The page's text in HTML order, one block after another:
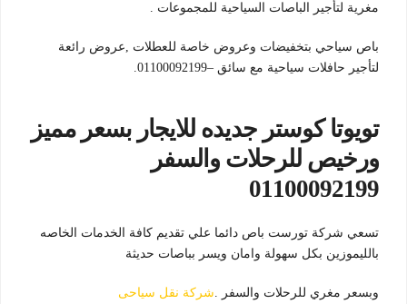
مغرية لتأجير الباصات السياحية للمجموعات .
باص سياحي بتخفيضات وعروض خاصة للعطلات ,عروض رائعة
لتأجير حافلات سياحية مع سائق –01100092199.
تويوتا كوستر جديده للايجار بسعر مميز
ورخيص للرحلات والسفر
01100092199
تسعي شركة تورست باص دائما علي تقديم كافة الخدمات الخاصه
بالليموزين بكل سهولة وامان ويسر بباصات حديثة
وبسعر مغري للرحلات والسفر .شركة نقل سياحى